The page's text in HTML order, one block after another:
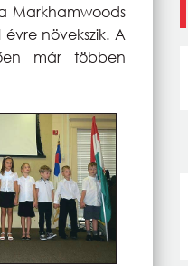
Markhamwoods
növekszik. A
már többen